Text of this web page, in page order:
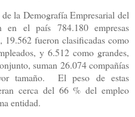
la Demografía Empresarial del
el país 784.180 empresas
19.562 fueron clasificadas como
y 6.512 como grandes,
suman 26.074 compañías
tamaño.
El peso de estas
cerca del 66 % del empleo
entidad.